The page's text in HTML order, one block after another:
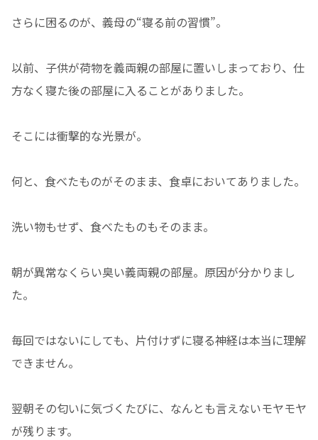
さらに困るのが、義母の“寝る前の習慣”。
以前、子供が荷物を義両親の部屋に置いしまっており、仕
方なく寝た後の部屋に入ることがありました。
そこには衝撃的な光景が。
何と、食べたものがそのまま、食卓においてありました。
洗い物もせず、食べたものもそのまま。
朝が異常なくらい臭い義両親の部屋。原因が分かりまし
た。
毎回ではないにしても、片付けずに寝る神経は本当に理解
できません。
翌朝その匂いに気づくたびに、なんとも言えないモヤモヤ
が残ります。